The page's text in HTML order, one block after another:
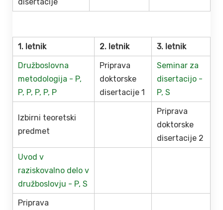
1. letnik 2. letnik
3. letnik
Družboslovna
metodologija - P,
P, P, P, P, P
Priprava
doktorske
disertacije 1
Seminar za
disertacijo -
P, S
Izbirni teoretski
predmet
Priprava
doktorske
disertacije 2
Uvod v
raziskovalno delo v
družboslovju - P, S
Priprava